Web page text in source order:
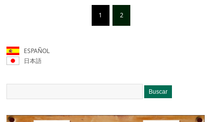
1 2
ESPAÑOL
日本語